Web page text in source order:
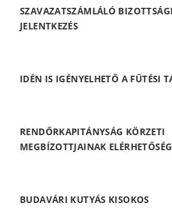
SZAVAZATSZÁMLÁLÓ
JELENTKEZÉS
IDÉN IS IGÉNYELHETŐ A FŰTÉSI
RENDŐRKAPITÁNYSÁG KÖRZETI
MEGBÍZOTTJAINAK
BUDAVÁRI KUTYÁS KISOKOS